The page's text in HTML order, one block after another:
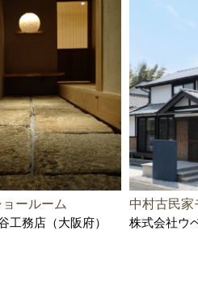
ールーム
務店（大阪府）
中村古民家
株式会社ウ